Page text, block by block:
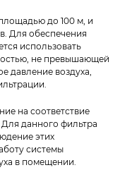
до 100 м, и
Для обеспечения
использовать
не превышающей
давление воздуха,
на соответствие
данного фильтра
этих
системы
в помещении.